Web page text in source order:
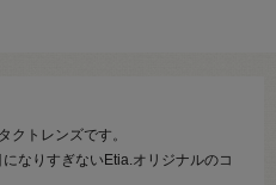
クトレンズです。
なりすぎないEtia.オリジナルのコ